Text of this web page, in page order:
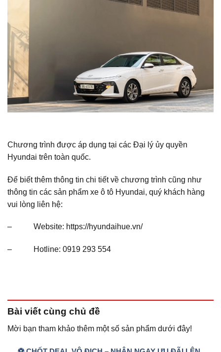
Chương trình được áp dụng tại các Đại lý ủy quyền
Hyundai trên toàn quốc.
Để biết thêm thông tin chi tiết về chương trình cũng như
thông tin các sản phẩm xe ô tô Hyundai, quý khách hàng
vui lòng liên hệ:
– Website: https://hyundaihue.vn/
– Hotline: 0919 293 554
Bài viết cùng chủ đề
Mời bạn tham khảo thêm một số sản phẩm dưới đây!